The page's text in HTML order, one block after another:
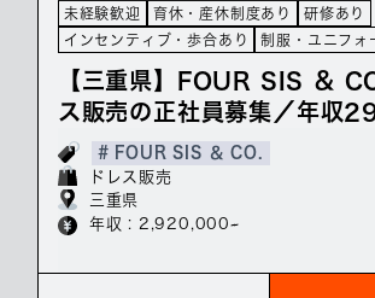
未経験歓迎 育休・産休制度あり
研修あり
インセンティブ・歩合あり
制服・ユニフォ
【三重県】FOUR SIS ＆
ス販売の正社員募集／年収
# FOUR SIS ＆ CO.
ドレス販売
三重県
年収 : 2,920,000~